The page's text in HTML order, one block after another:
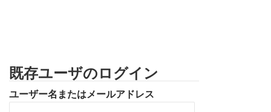
既存ユーザのログイン
ユーザー名またはメールアドレス